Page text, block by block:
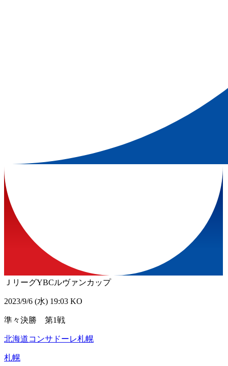
ＪリーグYBCルヴァンカップ
2023/9/6 (水) 19:03 KO
準々決勝 第1戦
北海道コンサドーレ札幌
札幌